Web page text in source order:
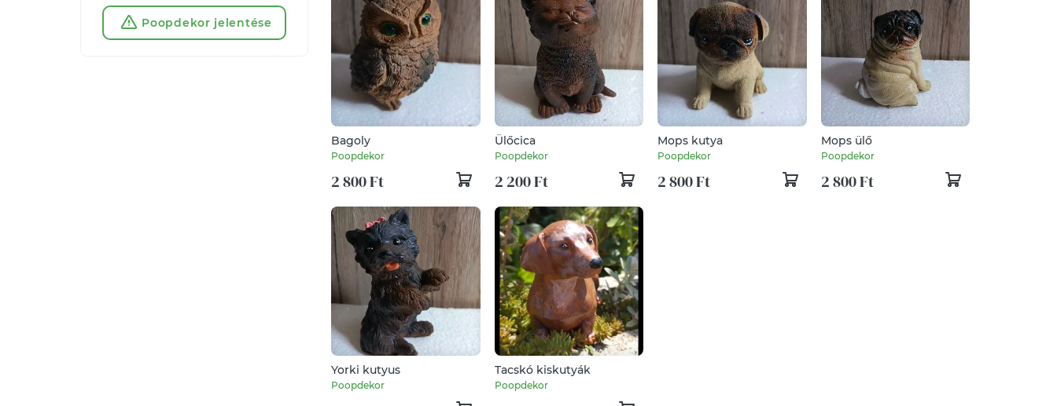
Poopdekor jelentése
Bagoly
Poopdekor
2 800 Ft
Ülőcica
Poopdekor
2 200 Ft
Mops kutya
Poopdekor
2 800 Ft
Mops ülő
Poopdekor
2 800 Ft
Yorki kutyus
Poopdekor
Tacskó kiskutyák
Poopdekor